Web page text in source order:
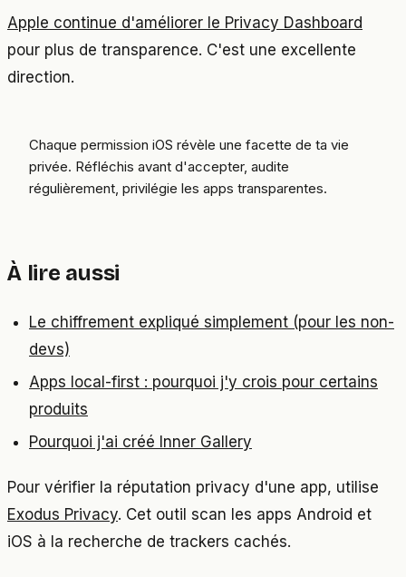
Apple continue d'améliorer le Privacy Dashboard
pour plus de transparence. C'est une excellente
direction.
Chaque permission iOS révèle une facette de ta vie
privée. Réfléchis avant d'accepter, audite
régulièrement, privilégie les apps transparentes.
À lire aussi
Le chiffrement expliqué simplement (pour les non-
devs)
Apps local-first : pourquoi j'y crois pour certains
produits
Pourquoi j'ai créé Inner Gallery
Pour vérifier la réputation privacy d'une app, utilise
Exodus Privacy. Cet outil scan les apps Android et
iOS à la recherche de trackers cachés.